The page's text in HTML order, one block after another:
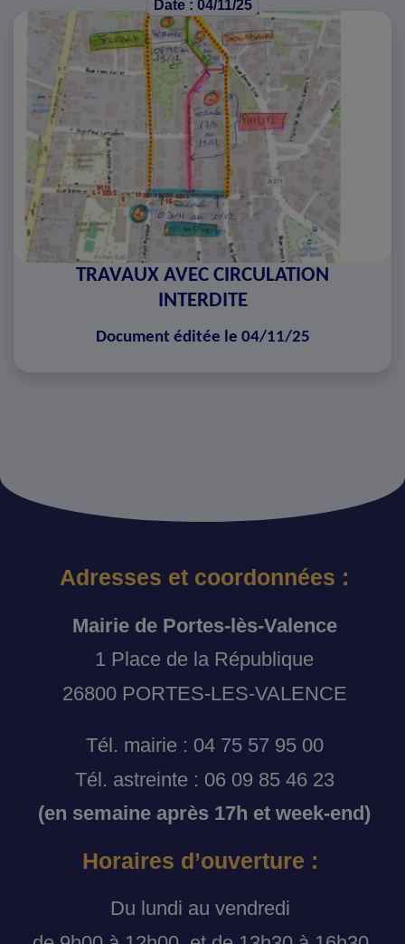
Date : 04/11/25
TRAVAUX AVEC CIRCULATION
INTERDITE
Document éditée le 04/11/25
Adresses et coordonnées :
Mairie de Portes-lès-Valence
1 Place de la République
26800 PORTES-LES-VALENCE
Tél. mairie : 04 75 57 95 00
Tél. astreinte : 06 09 85 46 23
(en semaine après 17h et week-end)
Horaires d’ouverture :
Du lundi au vendredi